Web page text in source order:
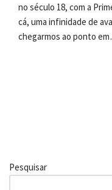
no século 18, com a
cá, uma infinidade de
chegarmos ao ponto
Pesquisar